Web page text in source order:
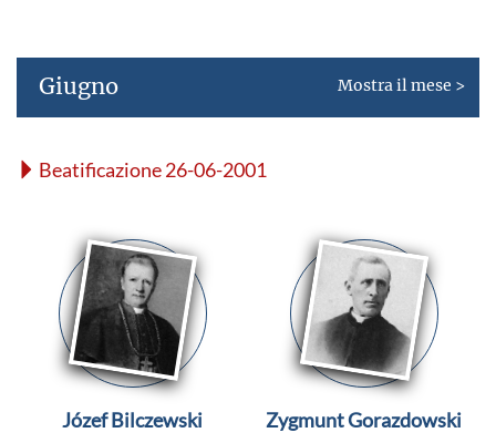
Giugno Mostra il mese >
Beatificazione 26-06-2001
Józef Bilczewski Zygmunt Gorazdowski